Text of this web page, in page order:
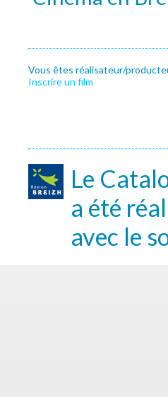
Vous êtes réalisateur/
Inscrire un film
Le
a été
avec le